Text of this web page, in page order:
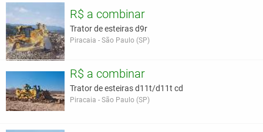
R$ a combinar
Trator de esteiras d9r
Piracaia - São Paulo (SP)
R$ a combinar
Trator de esteiras d11t/d11t cd
Piracaia - São Paulo (SP)